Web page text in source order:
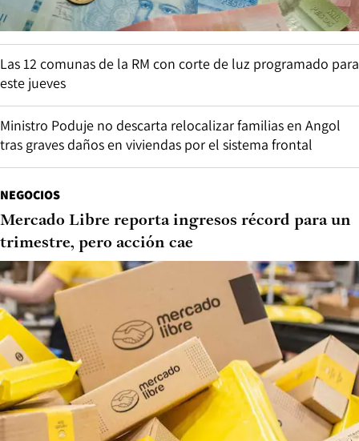
Las 12 comunas de la RM con corte de luz programado para
este jueves
Ministro Poduje no descarta relocalizar familias en Angol
tras graves daños en viviendas por el sistema frontal
NEGOCIOS
Mercado Libre reporta ingresos récord para un
trimestre, pero acción cae